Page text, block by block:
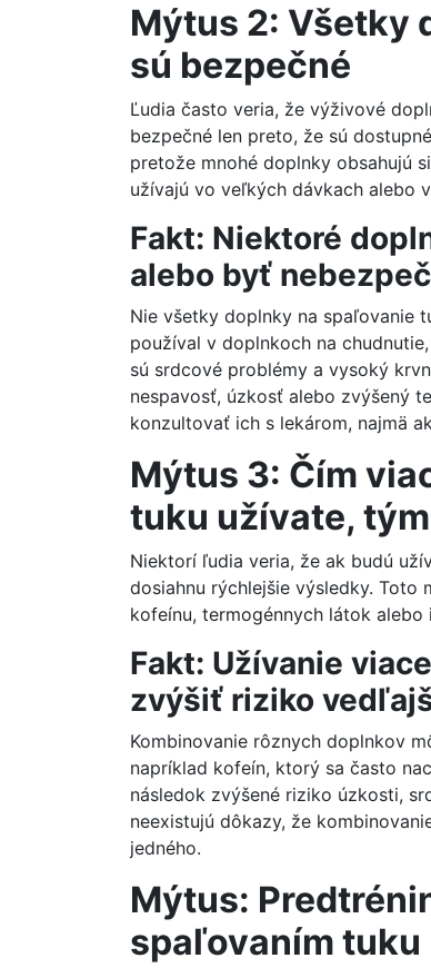
Mýtus 2: Všetky
sú bezpečné
Ľudia často veria, že výživové
bezpečné len preto, že sú
pretože mnohé doplnky obsahujú
užívajú vo veľkých dávkach alebo
Fakt: Niektoré
alebo byť
Nie všetky doplnky na spaľovanie
používal v doplnkoch na
sú srdcové problémy a vysoký
nespavosť, úzkosť alebo zvýšený
konzultovať ich s lekárom, najmä
Mýtus 3: Čím
tuku užívate,
Niektorí ľudia veria, že ak budú
dosiahnu rýchlejšie výsledky. Toto
kofeínu, termogénnych látok
Fakt: Užívanie
zvýšiť riziko
Kombinovanie rôznych doplnkov
napríklad kofeín, ktorý sa často
následok zvýšené riziko úzkosti,
neexistujú dôkazy, že
jedného.
Mýtus:
spaľovaním tuku